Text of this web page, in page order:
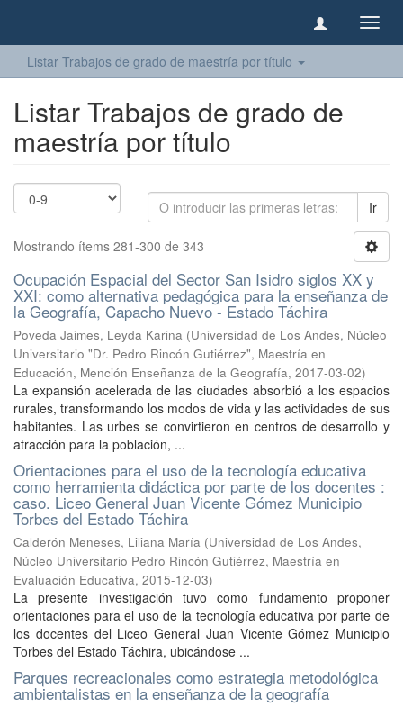
Listar Trabajos de grado de maestría por título
Listar Trabajos de grado de
maestría por título
Ir
Mostrando ítems 281-300 de 343
Ocupación Espacial del Sector San Isidro siglos XX y
XXI: como alternativa pedagógica para la enseñanza de
la Geografía, Capacho Nuevo - Estado Táchira
Poveda Jaimes, Leyda Karina (Universidad de Los Andes, Núcleo
Universitario "Dr. Pedro Rincón Gutiérrez", Maestría en
Educación, Mención Enseñanza de la Geografía, 2017-03-02)
La expansión acelerada de las ciudades absorbió a los espacios
rurales, transformando los modos de vida y las actividades de sus
habitantes. Las urbes se convirtieron en centros de desarrollo y
atracción para la población, ...
Orientaciones para el uso de la tecnología educativa
como herramienta didáctica por parte de los docentes :
caso. Liceo General Juan Vicente Gómez Municipio
Torbes del Estado Táchira
Calderón Meneses, Liliana María (Universidad de Los Andes,
Núcleo Universitario Pedro Rincón Gutiérrez, Maestría en
Evaluación Educativa, 2015-12-03)
La presente investigación tuvo como fundamento proponer
orientaciones para el uso de la tecnología educativa por parte de
los docentes del Liceo General Juan Vicente Gómez Municipio
Torbes del Estado Táchira, ubicándose ...
Parques recreacionales como estrategia metodológica
ambientalistas en la enseñanza de la geografía